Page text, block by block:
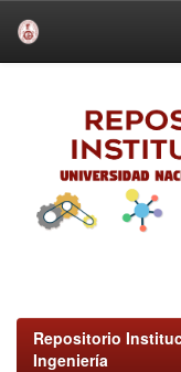
Repositorio
Ingeniería